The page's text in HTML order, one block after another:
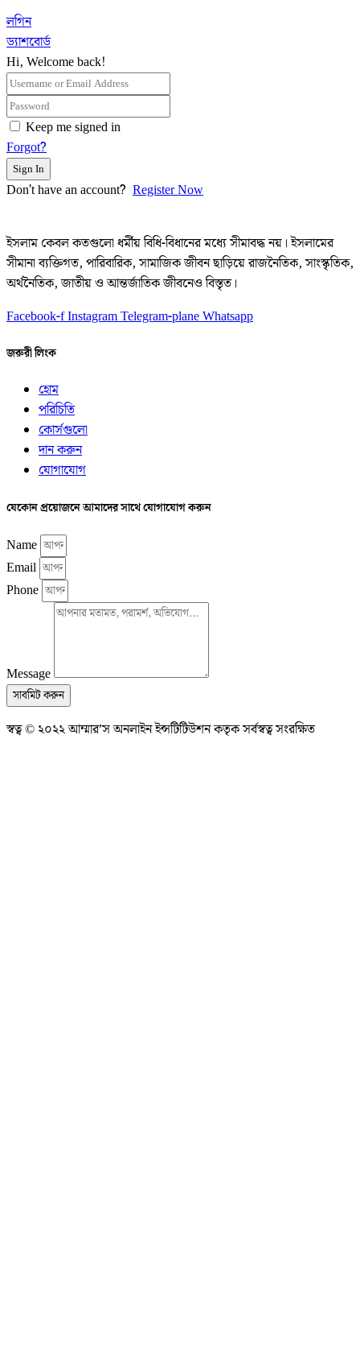
লগিন
ড্যাশবোর্ড
Hi, Welcome back!
Keep me signed in
Forgot?
Sign In
Don't have an account? Register Now
ইসলাম কেবল কতগুলো ধর্মীয় বিধি-বিধানের মধ্যে সীমাবদ্ধ নয়। ইসলামের
সীমানা ব্যক্তিগত, পারিবারিক, সামাজিক জীবন ছাড়িয়ে রাজনৈতিক, সাংস্কৃতিক,
অর্থনৈতিক, জাতীয় ও আন্তর্জাতিক জীবনেও বিস্তৃত।
Facebook-fInstagramTelegram-planeWhatsapp
জরুরী লিংক
হোম
পরিচিতি
কোর্সগুলো
দান করুন
যোগাযোগ
যেকোন প্রয়োজনে আমাদের সাথে যোগাযোগ করুন
Name
Email
Phone
Message
সাবমিট করুন
স্বত্ব © ২০২২ আম্মার’স অনলাইন ইন্সটিটিউশন কতৃক সর্বস্বত্ব সংরক্ষিত